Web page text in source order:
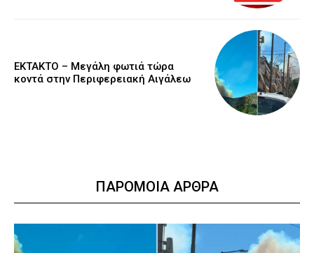
ΕΚΤΑΚΤΟ – Μεγάλη φωτιά τώρα
κοντά στην Περιφερειακή Αιγάλεω
ΠΑΡΟΜΟΙΑ ΑΡΘΡΑ